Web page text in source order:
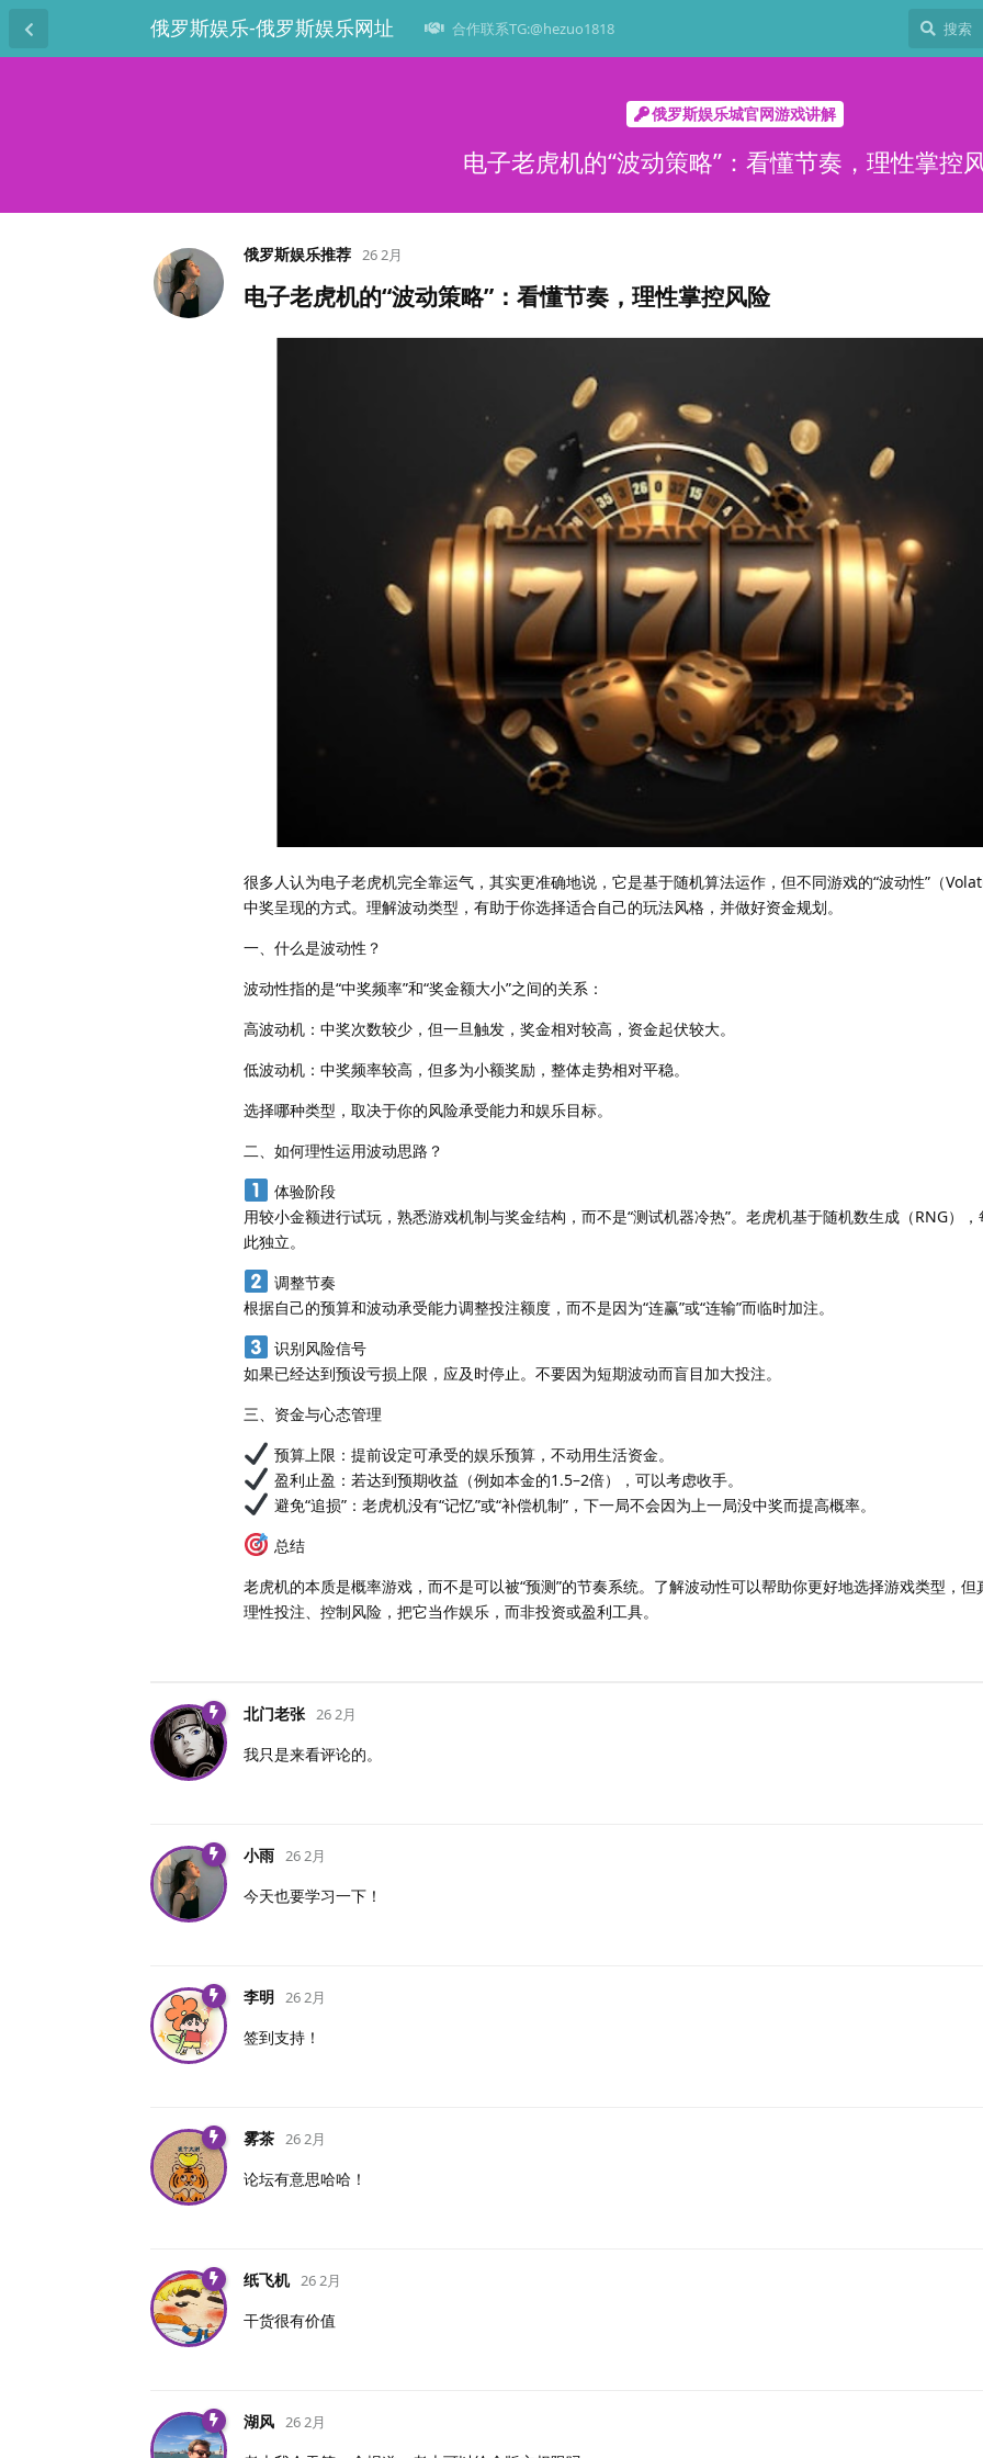
俄罗斯娱乐-俄罗斯娱乐网址 合作联系TG:@hezuo1818
俄罗斯娱乐城官网游戏讲解
电子老虎机的“波动策略”：看懂节奏，理性掌控
俄罗斯娱乐推荐 26 2月
电子老虎机的“波动策略”：看懂节奏，理性掌控风险
很多人认为电子老虎机完全靠运气，其实更准确地说，它是基于随机算法运作，但不同游戏的“波动性”（
中奖呈现的方式。理解波动类型，有助于你选择适合自己的玩法风格，并做好资金规划。
一、什么是波动性？
波动性指的是“中奖频率”和“奖金额大小”之间的关系：
高波动机：中奖次数较少，但一旦触发，奖金相对较高，资金起伏较大。
低波动机：中奖频率较高，但多为小额奖励，整体走势相对平稳。
选择哪种类型，取决于你的风险承受能力和娱乐目标。
二、如何理性运用波动思路？
体验阶段
用较小金额进行试玩，熟悉游戏机制与奖金结构，而不是“测试机器冷热”。老虎机基于随机数生成（RNG）
此独立。
调整节奏
根据自己的预算和波动承受能力调整投注额度，而不是因为“连赢”或“连输”而临时加注。
识别风险信号
如果已经达到预设亏损上限，应及时停止。不要因为短期波动而盲目加大投注。
三、资金与心态管理
预算上限：提前设定可承受的娱乐预算，不动用生活资金。
盈利止盈：若达到预期收益（例如本金的1.5–2倍），可以考虑收手。
避免“追损”：老虎机没有“记忆”或“补偿机制”，下一局不会因为上一局没中奖而提高概率。
总结
老虎机的本质是概率游戏，而不是可以被“预测”的节奏系统。了解波动性可以帮助你更好地选择游戏类型，但
理性投注、控制风险，把它当作娱乐，而非投资或盈利工具。
北门老张 26 2月
我只是来看评论的。
小雨 26 2月
今天也要学习一下！
李明 26 2月
签到支持！
雾茶 26 2月
论坛有意思哈哈！
纸飞机 26 2月
干货很有价值
湖风 26 2月